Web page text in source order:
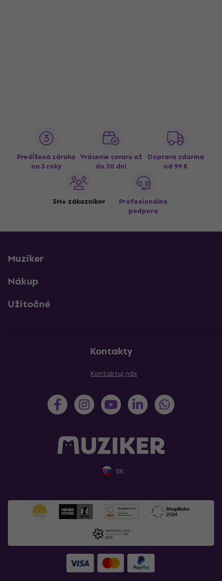
Predĺžená záruka
na 3 roky
Vrátenie tovaru až
do 30 dní
Doprava zdarma
od 99 €
3M+ zákazníkov
Profesionálna
podpora
Muziker
Nákup
Užitočné
Kontakty
Kontaktuj nás
SK